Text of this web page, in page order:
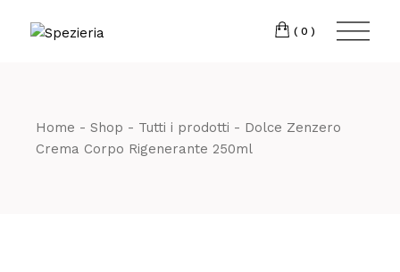
(0)
Home Shop Tutti i prodotti
Dolce Zenzero
Crema Corpo Rigenerante 250ml
Telefono